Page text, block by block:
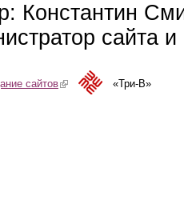
Константин
сайта
сайтов(link is external)«Три-В»